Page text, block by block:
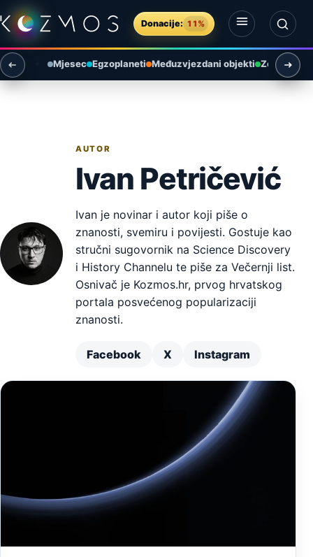
Preskoči na sadržaj
Donacije: 11%
Otvori izbornik
Otvori pretragu
Mjesec Egzoplaneti Međuzvjezdani objekti Zemlja i
AUTOR
Ivan Petričević
Ivan je novinar i autor koji piše o
znanosti, svemiru i povijesti. Gostuje kao
stručni sugovornik na Science Discovery
i History Channelu te piše za Večernji list.
Osnivač je Kozmos.hr, prvog hrvatskog
portala posvećenog popularizaciji
znanosti.
Facebook X Instagram